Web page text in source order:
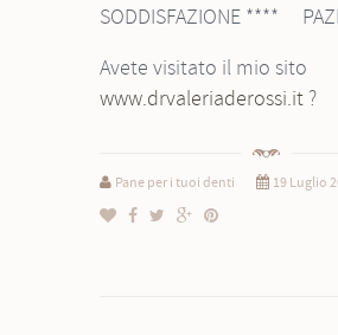
SODDISFAZIONE ****
Avete visitato il mio sito
www.drvaleriaderossi.it ?
Pane per i tuoi denti 19 Luglio